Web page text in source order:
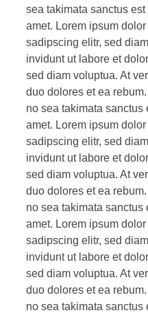
sea takimata sanctus
amet. Lorem ipsum
sadipscing elitr, sed
invidunt ut labore et
sed diam voluptua. At
duo dolores et ea
no sea takimata sanctus
amet. Lorem ipsum
sadipscing elitr, sed
invidunt ut labore et
sed diam voluptua. At
duo dolores et ea
no sea takimata sanctus
amet. Lorem ipsum
sadipscing elitr, sed
invidunt ut labore et
sed diam voluptua. At
duo dolores et ea
no sea takimata sanctus